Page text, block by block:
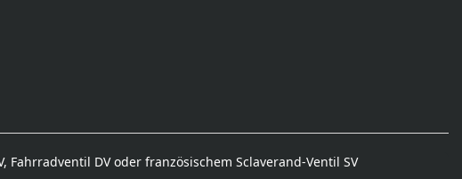
DV oder französischem Sclaverand-Ventil SV